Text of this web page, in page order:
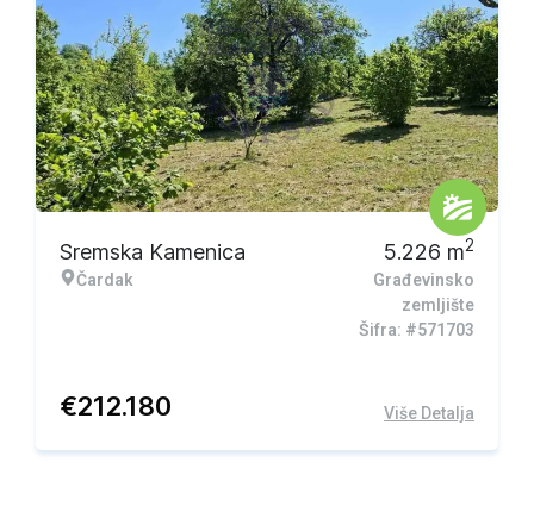
Ekskluzivna ponuda
Sremska Kamenica
Čardak
5.226 m2
Građevinsko
zemljište
Šifra: #571703
€212.180 Više Detalja